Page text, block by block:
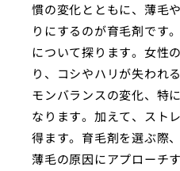
慣の変化とともに、薄毛
りにするのが育毛剤です
について探ります。女性
り、コシやハリが失われ
モンバランスの変化、特
なります。加えて、スト
得ます。育毛剤を選ぶ際
薄毛の原因にアプローチ